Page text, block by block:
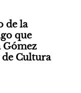
de la
que
Gómez
Cultura